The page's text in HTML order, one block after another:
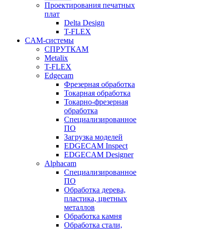
Проектирования печатных
плат
Delta Design
T-FLEX
CAM-системы
СПРУТКAM
Metalix
T-FLEX
Edgecam
Фрезерная обработка
Токарная обработка
Токарно-фрезерная
обработка
Специализированное
ПО
Загрузка моделей
EDGECAM Inspect
EDGECAM Designer
Alphacam
Специализированное
ПО
Обработка дерева,
пластика, цветных
металлов
Обработка камня
Обработка стали,